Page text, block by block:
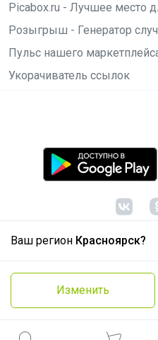
Ваш регион Красноярск?
Изменить
Picabox.ru - Лучшее место
Розыгрыш - Генератор
Пульс нашего
Укорачиватель ссылок
© ООО "Лявита", ОГРН
Политика
Cоглашение